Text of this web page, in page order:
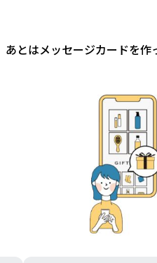
とはメッセージカードを